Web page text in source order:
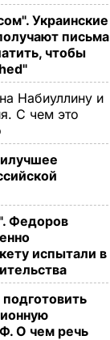
Украинские
письма
чтобы
Набиуллину и
С чем это
Федоров
испытали в
О чем речь